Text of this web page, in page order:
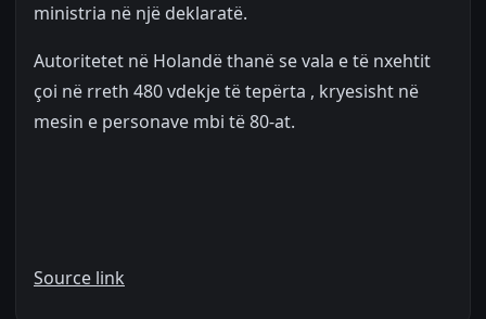
ministria në një deklaratë.
Autoritetet në Holandë thanë se vala e të nxehtit
çoi në rreth 480 vdekje të tepërta , kryesisht në
mesin e personave mbi të 80-at.
Source link